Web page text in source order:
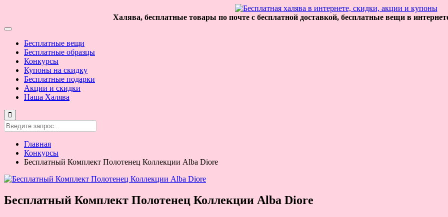
Халява, бесплатные товары по почте с бесплатной доставкой, бесплатные вещи в
Бесплатные вещи
Бесплатные образцы
Конкурсы
Купоны на скидку
Бесплатные подарки
Акции и скидки
Наша Халява
Главная
Конкурсы
Бесплатный Комплект Полотенец Коллекции Alba Diore
Бесплатный Комплект Полотенец Коллекции Alba Diore